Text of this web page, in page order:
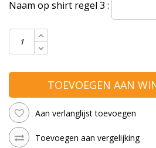
Naam op shirt regel 3 :
TOEVOEGEN AAN
Aan verlanglijst toevoegen
Toevoegen aan vergelijking